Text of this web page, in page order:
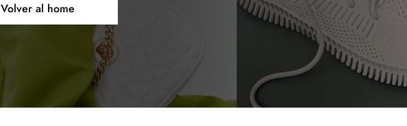
Volver al home